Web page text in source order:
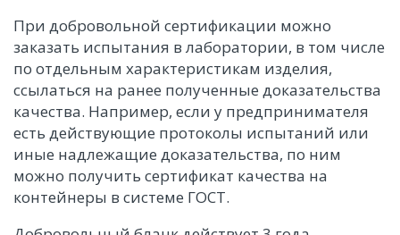
При добровольной сертификации можно
заказать испытания в лаборатории, в том числе
по отдельным характеристикам изделия,
ссылаться на ранее полученные доказательства
качества. Например, если у предпринимателя
есть действующие протоколы испытаний или
иные надлежащие доказательства, по ним
можно получить сертификат качества на
контейнеры в системе ГОСТ.